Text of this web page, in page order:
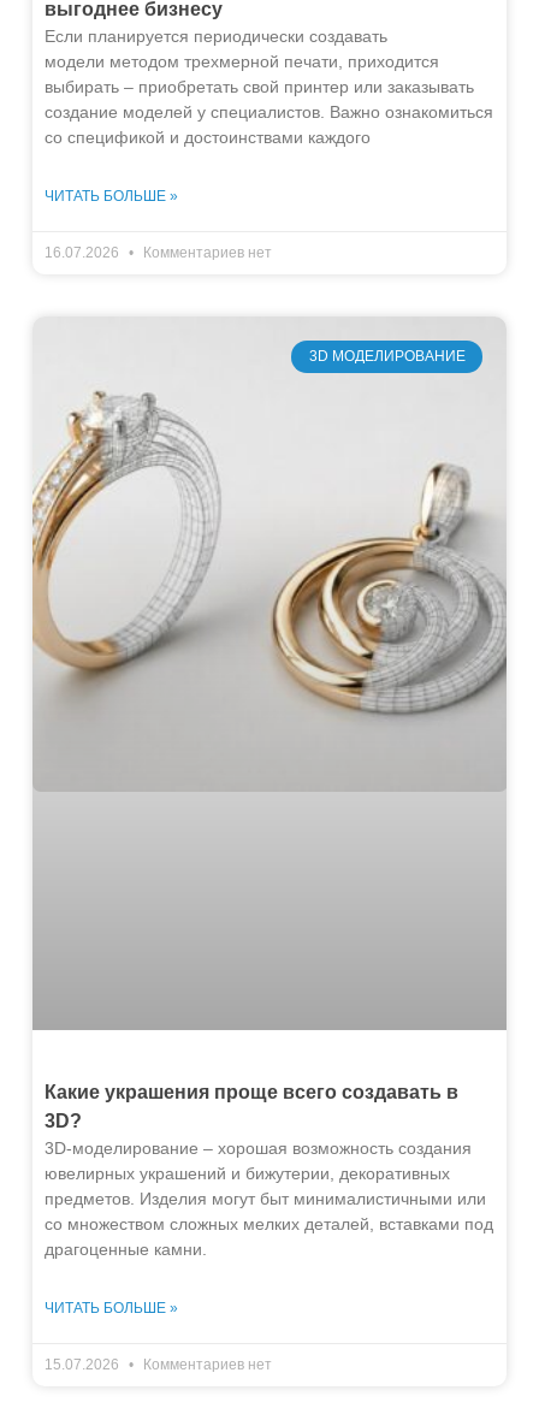
выгоднее бизнесу
Если планируется периодически создавать
модели методом трехмерной печати, приходится
выбирать – приобретать свой принтер или заказывать
создание моделей у специалистов. Важно ознакомиться
со спецификой и достоинствами каждого
ЧИТАТЬ БОЛЬШЕ »
16.07.2026 Комментариев нет
3D МОДЕЛИРОВАНИЕ
Какие украшения проще всего создавать в
3D?
3D-моделирование – хорошая возможность создания
ювелирных украшений и бижутерии, декоративных
предметов. Изделия могут быт минималистичными или
со множеством сложных мелких деталей, вставками под
драгоценные камни.
ЧИТАТЬ БОЛЬШЕ »
15.07.2026 Комментариев нет